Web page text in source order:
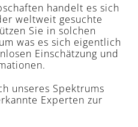
handelt es sich
weltweit gesuchte
Sie in solchen
was es sich eigentlich
Einschätzung und
unseres Spektrums
Experten zur